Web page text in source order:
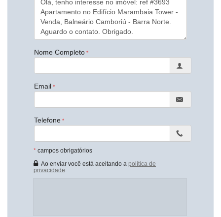
Av. Atlântica
Barra Norte
Balneário Camboriú /SC
ver mapa abaixo
Nome Completo
Email
Telefone
* campos obrigatórios
Ao enviar você está aceitando a política de
privacidade